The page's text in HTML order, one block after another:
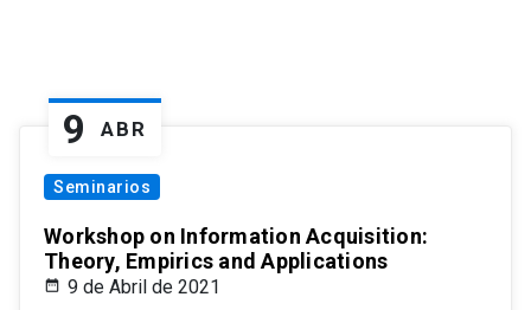
9 ABR
Seminarios
Workshop on Information Acquisition:
Theory, Empirics and Applications
9 de Abril de 2021